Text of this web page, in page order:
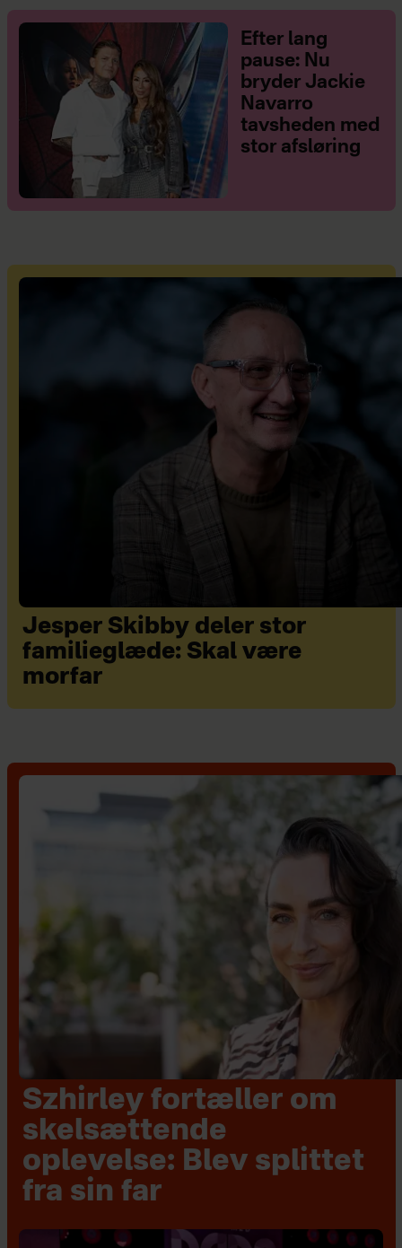
Efter lang
pause: Nu
bryder Jackie
Navarro
tavsheden med
stor afsløring
Jesper Skibby deler stor
familieglæde: Skal være
morfar
Szhirley fortæller om
skelsættende
oplevelse: Blev splittet
fra sin far